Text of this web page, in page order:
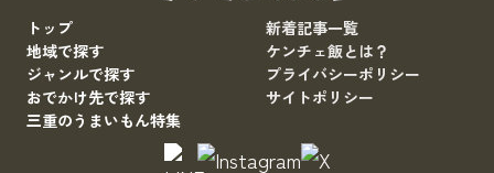
トップ
地域で探す
ジャンルで探す
おでかけ先で探す
三重のうまいもん特集
新着記事一覧
ケンチェ飯とは？
プライバシーポリシー
サイトポリシー